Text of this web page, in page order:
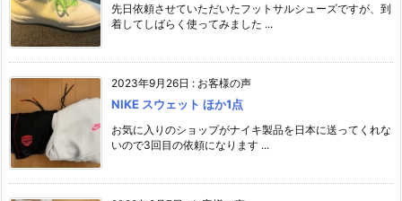
先日依頼させていただいたフットサルシューズですが、到
着してしばらく使ってみました ...
2023年9月26日 : お客様の声
NIKE スウェット ほか1点
お気に入りのショップがナイキ製品を日本に送ってくれな
いので3回目の依頼になります ...